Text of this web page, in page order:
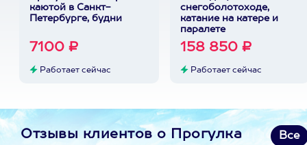
каютой в Санкт-
Петербурге, будни
7100 ₽
Работает сейчас
снегоболотоходе,
катание на катере и
паралете
158 850 ₽
Работает сейчас
Отзывы клиентов о Прогулка
Все